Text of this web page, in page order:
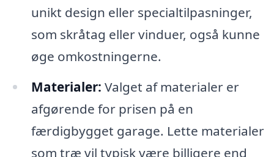
unikt design eller specialtilpasninger,
som skråtag eller vinduer, også kunne
øge omkostningerne.
Materialer: Valget af materialer er
afgørende for prisen på en
færdigbygget garage. Lette materialer
som træ vil typisk være billigere end